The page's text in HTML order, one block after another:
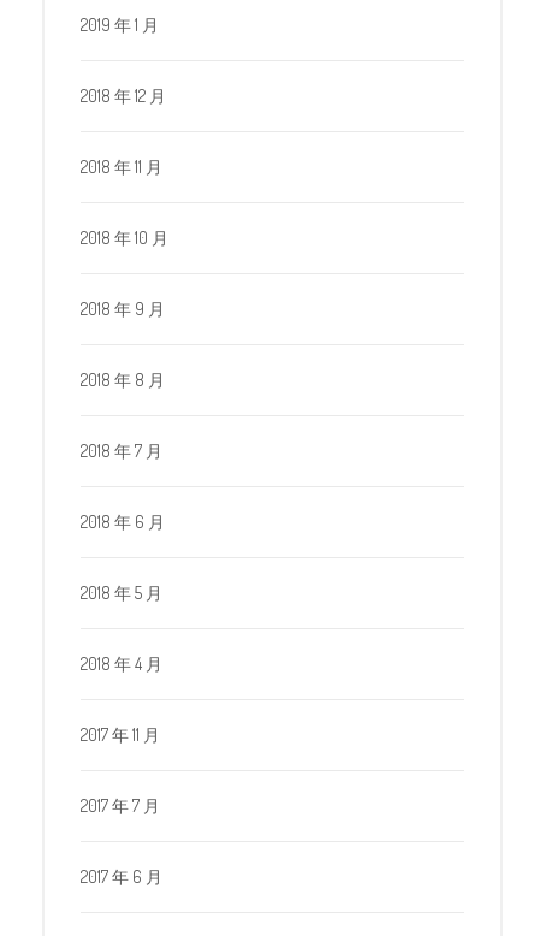
2019 年 1 月
2018 年 12 月
2018 年 11 月
2018 年 10 月
2018 年 9 月
2018 年 8 月
2018 年 7 月
2018 年 6 月
2018 年 5 月
2018 年 4 月
2017 年 11 月
2017 年 7 月
2017 年 6 月